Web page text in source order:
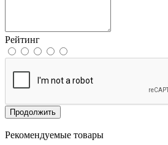
Рейтинг
Продолжить
Рекомендуемые товары